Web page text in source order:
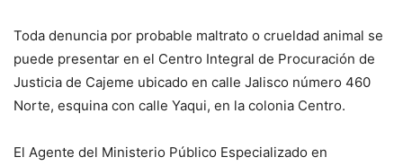
Toda denuncia por probable maltrato o crueldad animal se
puede presentar en el Centro Integral de Procuración de
Justicia de Cajeme ubicado en calle Jalisco número 460
Norte, esquina con calle Yaqui, en la colonia Centro.
El Agente del Ministerio Público Especializado en